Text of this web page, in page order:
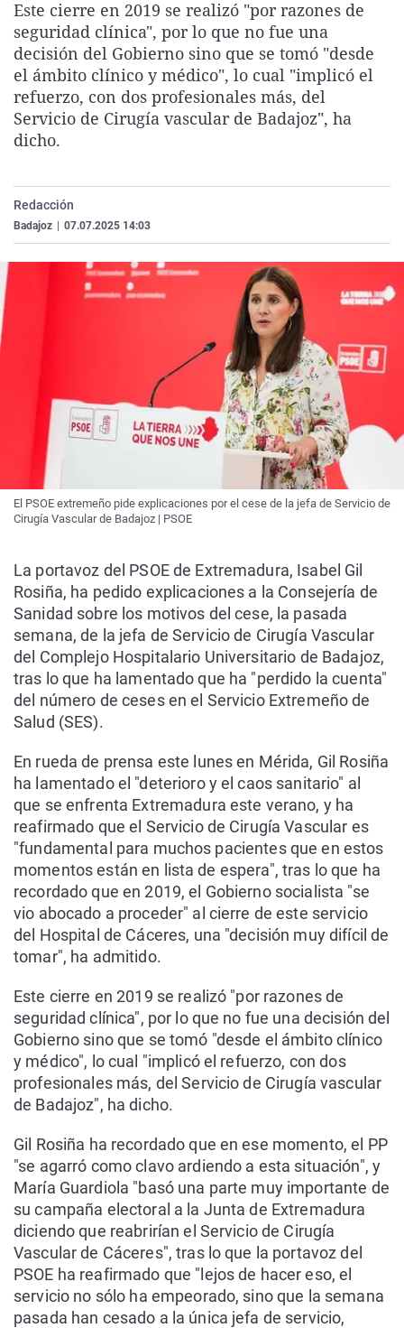
La rosa de los vientos
Gente viajera
Como el perro y el
Caso
Retornados
Equipo de
Operación Viuda
Extremadura
Galicia
La Rioja
Navarra
Virales
Televisión
Elecciones
Este cierre en 2019 se realizó "por razones de
seguridad clínica", por lo que no fue una
decisión del Gobierno sino que se tomó "desde
el ámbito clínico y médico", lo cual "implicó el
refuerzo, con dos profesionales más, del
Servicio de Cirugía vascular de Badajoz", ha
dicho.
Redacción
Badajoz 07.07.2025 14:03
El PSOE extremeño pide explicaciones por el cese de la jefa de Servicio de
Cirugía Vascular de Badajoz | PSOE
La portavoz del PSOE de Extremadura, Isabel Gil
Rosiña, ha pedido explicaciones a la Consejería de
Sanidad sobre los motivos del cese, la pasada
semana, de la jefa de Servicio de Cirugía Vascular
del Complejo Hospitalario Universitario de Badajoz,
tras lo que ha lamentado que ha "perdido la cuenta"
del número de ceses en el Servicio Extremeño de
Salud (SES).
En rueda de prensa este lunes en Mérida, Gil Rosiña
ha lamentado el "deterioro y el caos sanitario" al
que se enfrenta Extremadura este verano, y ha
reafirmado que el Servicio de Cirugía Vascular es
"fundamental para muchos pacientes que en estos
momentos están en lista de espera", tras lo que ha
recordado que en 2019, el Gobierno socialista "se
vio abocado a proceder" al cierre de este servicio
del Hospital de Cáceres, una "decisión muy difícil de
tomar", ha admitido.
Este cierre en 2019 se realizó "por razones de
seguridad clínica", por lo que no fue una decisión del
Gobierno sino que se tomó "desde el ámbito clínico
y médico", lo cual "implicó el refuerzo, con dos
profesionales más, del Servicio de Cirugía vascular
de Badajoz", ha dicho.
Gil Rosiña ha recordado que en ese momento, el PP
"se agarró como clavo ardiendo a esta situación", y
María Guardiola "basó una parte muy importante de
su campaña electoral a la Junta de Extremadura
diciendo que reabrirían el Servicio de Cirugía
Vascular de Cáceres", tras lo que la portavoz del
PSOE ha reafirmado que "lejos de hacer eso, el
servicio no sólo ha empeorado, sino que la semana
pasada han cesado a la única jefa de servicio,